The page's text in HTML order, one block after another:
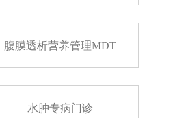
腹膜透析营养管理MDT
水肿专病门诊